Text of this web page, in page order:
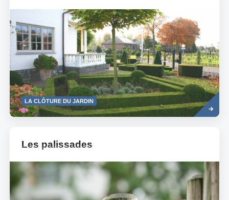
LA CLÔTURE DU JARDIN
more
Les palissades